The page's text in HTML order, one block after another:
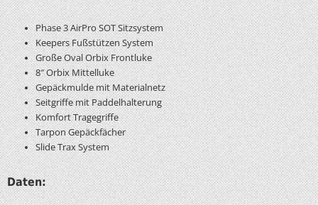
Phase 3 AirPro SOT Sitzsystem
Keepers Fußstützen System
Große Oval Orbix Frontluke
8″ Orbix Mittelluke
Gepäckmulde mit Materialnetz
Seitgriffe mit Paddelhalterung
Komfort Tragegriffe
Tarpon Gepäckfächer
Slide Trax System
Daten: